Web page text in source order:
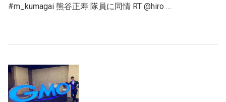
#m_kumagai 熊谷正寿 隊員に同情 RT @hiro …